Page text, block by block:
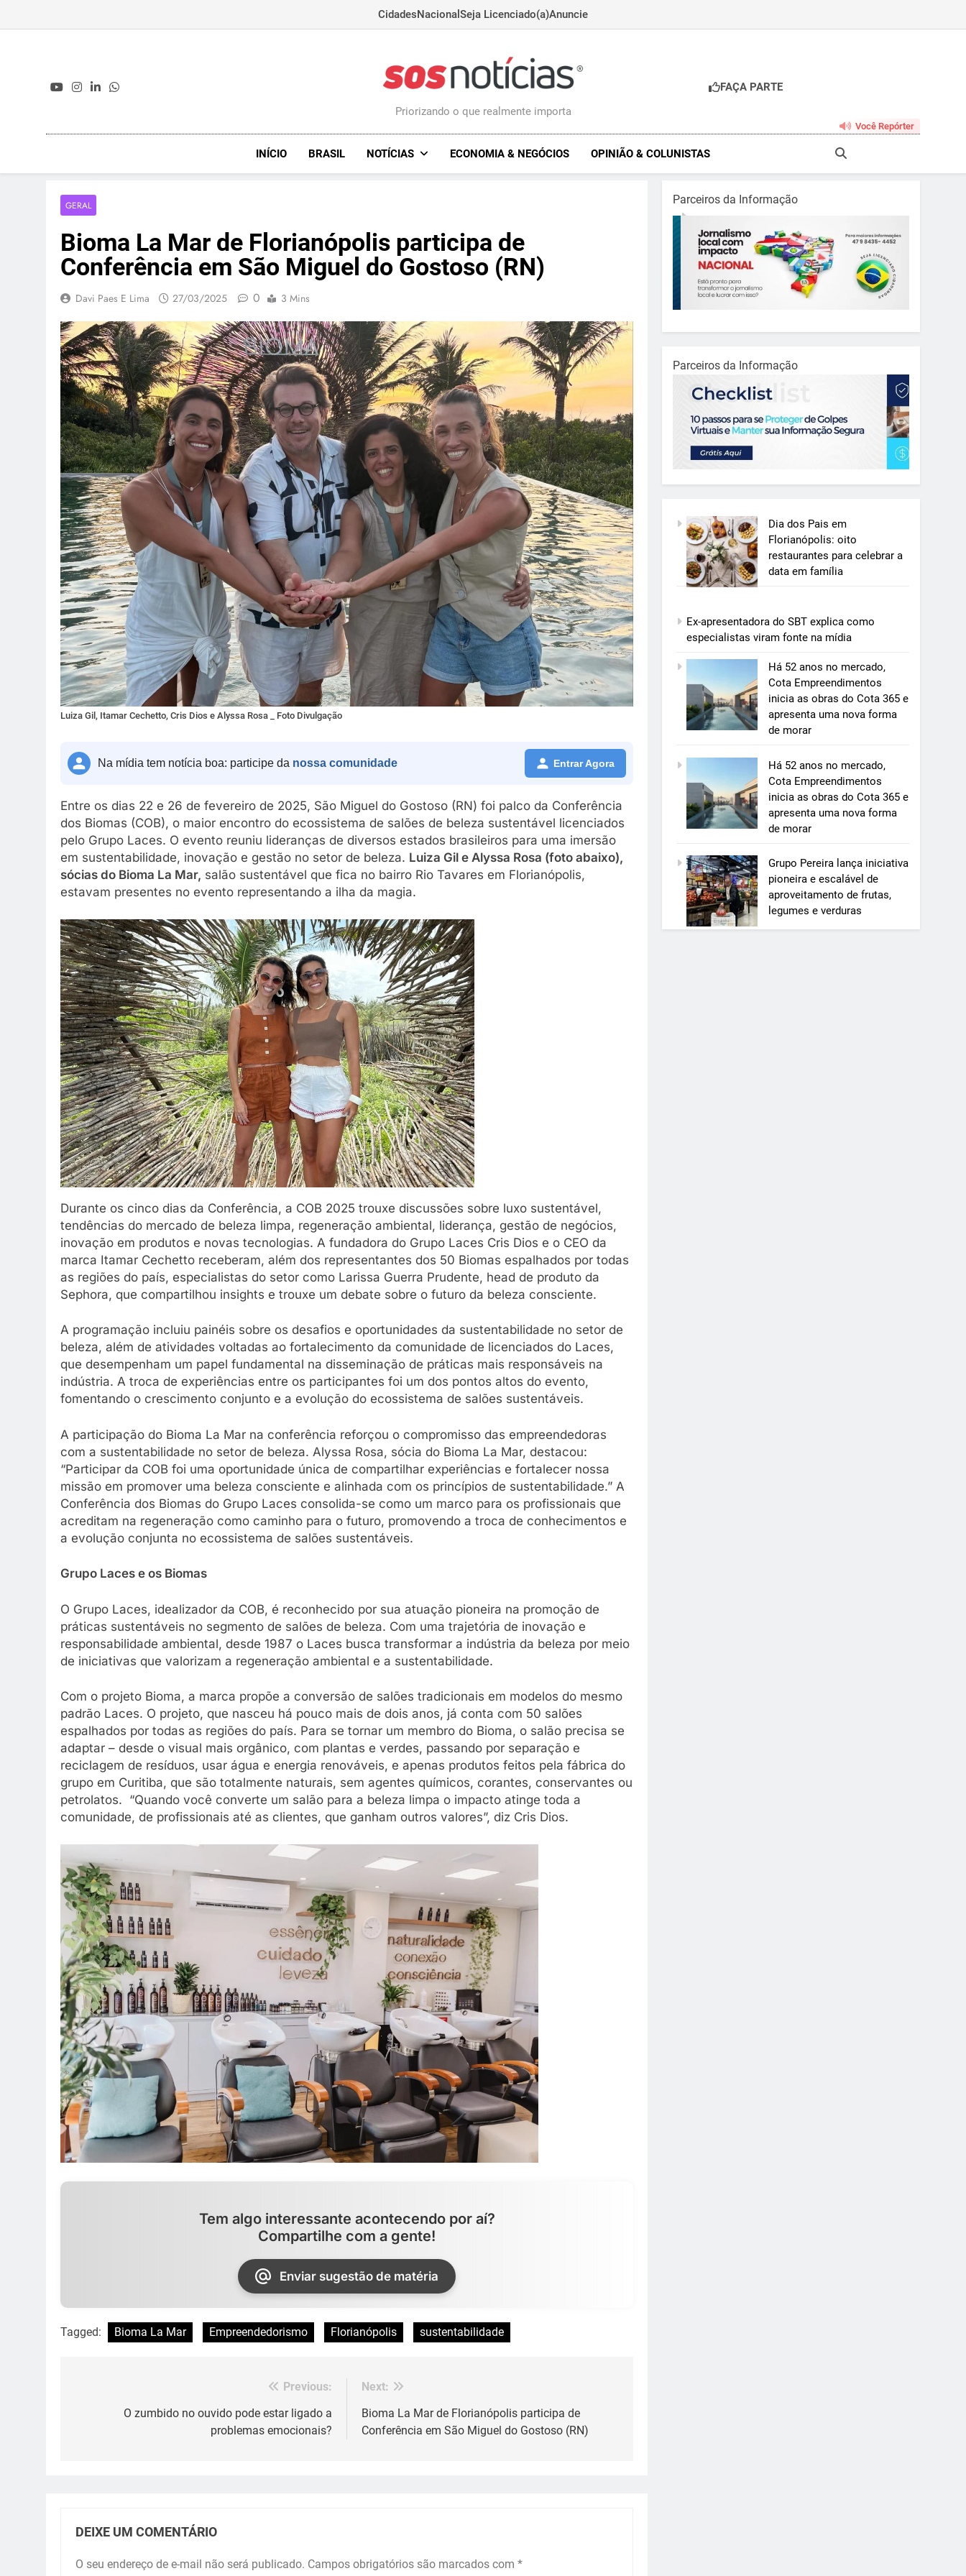
CidadesNacional Seja Licenciado(a)Anuncie
Sosnoticias.com.br
Priorizando o que realmente importa
FAÇA PARTE
Você Repórter
INÍCIO BRASIL NOTÍCIAS ECONOMIA & NEGÓCIOS OPINIÃO & COLUNISTAS
GERAL
Bioma La Mar de Florianópolis participa de
Conferência em São Miguel do Gostoso (RN)
Davi Paes E Lima 27/03/2025 0 3 Mins
Luiza Gil, Itamar Cechetto, Cris Dios e Alyssa Rosa _ Foto Divulgação
Na mídia tem notícia boa: participe da nossa comunidade Entrar Agora
Entre os dias 22 e 26 de fevereiro de 2025, São Miguel do Gostoso (RN) foi palco da Conferência
dos Biomas (COB), o maior encontro do ecossistema de salões de beleza sustentável licenciados
pelo Grupo Laces. O evento reuniu lideranças de diversos estados brasileiros para uma imersão
em sustentabilidade, inovação e gestão no setor de beleza. Luiza Gil e Alyssa Rosa (foto abaixo),
sócias do Bioma La Mar, salão sustentável que fica no bairro Rio Tavares em Florianópolis,
estavam presentes no evento representando a ilha da magia.
Durante os cinco dias da Conferência, a COB 2025 trouxe discussões sobre luxo sustentável,
tendências do mercado de beleza limpa, regeneração ambiental, liderança, gestão de negócios,
inovação em produtos e novas tecnologias. A fundadora do Grupo Laces Cris Dios e o CEO da
marca Itamar Cechetto receberam, além dos representantes dos 50 Biomas espalhados por todas
as regiões do país, especialistas do setor como Larissa Guerra Prudente, head de produto da
Sephora, que compartilhou insights e trouxe um debate sobre o futuro da beleza consciente.
A programação incluiu painéis sobre os desafios e oportunidades da sustentabilidade no setor de
beleza, além de atividades voltadas ao fortalecimento da comunidade de licenciados do Laces,
que desempenham um papel fundamental na disseminação de práticas mais responsáveis na
indústria. A troca de experiências entre os participantes foi um dos pontos altos do evento,
fomentando o crescimento conjunto e a evolução do ecossistema de salões sustentáveis.
A participação do Bioma La Mar na conferência reforçou o compromisso das empreendedoras
com a sustentabilidade no setor de beleza. Alyssa Rosa, sócia do Bioma La Mar, destacou:
“Participar da COB foi uma oportunidade única de compartilhar experiências e fortalecer nossa
missão em promover uma beleza consciente e alinhada com os princípios de sustentabilidade.” A
Conferência dos Biomas do Grupo Laces consolida-se como um marco para os profissionais que
acreditam na regeneração como caminho para o futuro, promovendo a troca de conhecimentos e
a evolução conjunta no ecossistema de salões sustentáveis.
Grupo Laces e os Biomas
O Grupo Laces, idealizador da COB, é reconhecido por sua atuação pioneira na promoção de
práticas sustentáveis no segmento de salões de beleza. Com uma trajetória de inovação e
responsabilidade ambiental, desde 1987 o Laces busca transformar a indústria da beleza por meio
de iniciativas que valorizam a regeneração ambiental e a sustentabilidade.
Com o projeto Bioma, a marca propõe a conversão de salões tradicionais em modelos do mesmo
padrão Laces. O projeto, que nasceu há pouco mais de dois anos, já conta com 50 salões
espalhados por todas as regiões do país. Para se tornar um membro do Bioma, o salão precisa se
adaptar – desde o visual mais orgânico, com plantas e verdes, passando por separação e
reciclagem de resíduos, usar água e energia renováveis, e apenas produtos feitos pela fábrica do
grupo em Curitiba, que são totalmente naturais, sem agentes químicos, corantes, conservantes ou
petrolatos. “Quando você converte um salão para a beleza limpa o impacto atinge toda a
comunidade, de profissionais até as clientes, que ganham outros valores”, diz Cris Dios.
Tem algo interessante acontecendo por aí?
Compartilhe com a gente!
Enviar sugestão de matéria
Tagged: Bioma La Mar Empreendedorismo Florianópolis sustentabilidade
Previous:
O zumbido no ouvido pode estar ligado a
problemas emocionais?
Next:
Bioma La Mar de Florianópolis participa de
Conferência em São Miguel do Gostoso (RN)
DEIXE UM COMENTÁRIO
O seu endereço de e-mail não será publicado. Campos obrigatórios são marcados com *
Parceiros da Informação
Parceiros da Informação
Dia dos Pais em
Florianópolis: oito
restaurantes para celebrar a
data em família
Ex-apresentadora do SBT explica como
especialistas viram fonte na mídia
Há 52 anos no mercado,
Cota Empreendimentos
inicia as obras do Cota 365 e
apresenta uma nova forma
de morar
Há 52 anos no mercado,
Cota Empreendimentos
inicia as obras do Cota 365 e
apresenta uma nova forma
de morar
Grupo Pereira lança iniciativa
pioneira e escalável de
aproveitamento de frutas,
legumes e verduras